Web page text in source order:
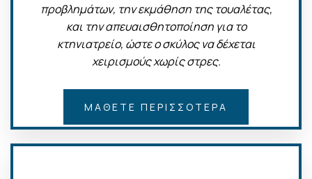
προβλημάτων, την εκμάθηση της τουαλέτας,
και την απευαισθητοποίηση για το
κτηνιατρείο, ώστε ο σκύλος να δέχεται
χειρισμούς χωρίς στρες.
ΜΆΘΕΤΕ ΠΕΡΙΣΣΌΤΕΡΑ